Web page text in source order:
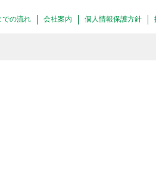
での流れ 会社案内 個人情報保護方針